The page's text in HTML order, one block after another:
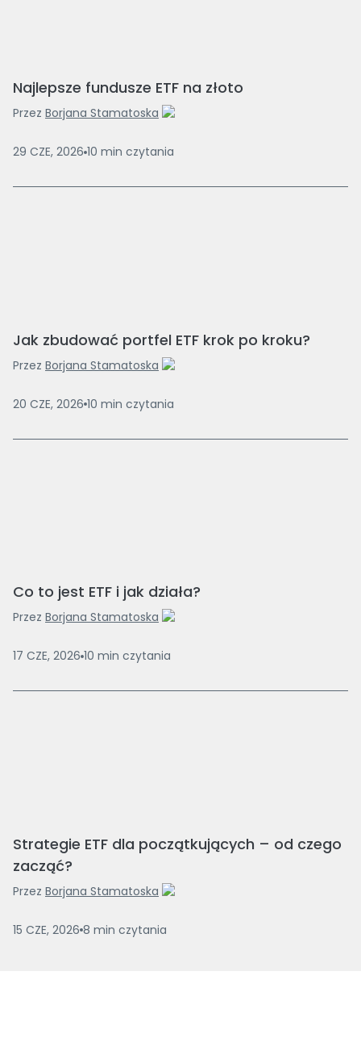
Najlepsze fundusze ETF na złoto
Przez Borjana Stamatoska
29 CZE, 2026 10 min czytania
Jak zbudować portfel ETF krok po kroku?
Przez Borjana Stamatoska
20 CZE, 2026 10 min czytania
Co to jest ETF i jak działa?
Przez Borjana Stamatoska
17 CZE, 2026 10 min czytania
Strategie ETF dla początkujących – od czego
zacząć?
Przez Borjana Stamatoska
15 CZE, 2026 8 min czytania